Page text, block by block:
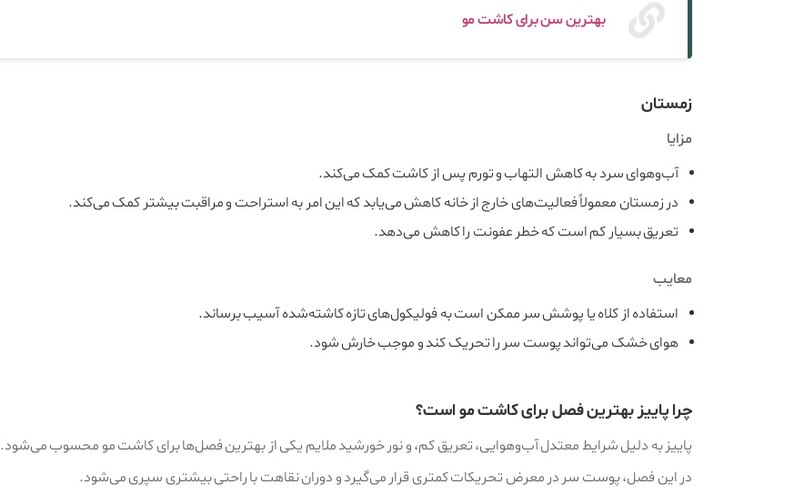
بهترین سن برای کاشت مو
زمستان
مزایا
آب‌وهوای سرد به کاهش التهاب و تورم پس از کاشت کمک می‌کند.
در زمستان معمولاً فعالیت‌های خارج از خانه کاهش می‌یابد که این امر به استراحت و مراقبت بیشتر کمک می‌کند.
تعریق بسیار کم است که خطر عفونت را کاهش می‌دهد.
معایب
استفاده از کلاه یا پوشش سر ممکن است به فولیکول‌های تازه کاشته‌شده آسیب برساند.
هوای خشک می‌تواند پوست سر را تحریک کند و موجب خارش شود.
چرا پاییز بهترین فصل برای کاشت مو است؟
پاییز به دلیل شرایط معتدل آب‌وهوایی، تعریق کم، و نور خورشید ملایم یکی از بهترین فصل‌ها برای کاشت مو محسوب می‌شود.
در این فصل، پوست سر در معرض تحریکات کمتری قرار می‌گیرد و دوران نقاهت با راحتی بیشتری سپری می‌شود.